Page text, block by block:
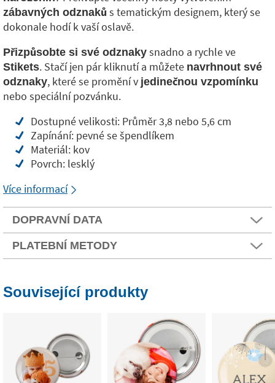
zábavných odznaků s tematickým designem, který se
dokonale hodí k vaší oslavě.
Přizpůsobte si své odznaky snadno a rychle ve
Stikets. Stačí jen pár kliknutí a můžete navrhnout své
odznaky, které se promění v jedinečnou vzpomínku
nebo speciální pozvánku.
Dostupné velikosti: Průměr 3,8 nebo 5,6 cm
Zapínání: pevné se špendlíkem
Materiál: kov
Povrch: lesklý
Více informací
DOPRAVNÍ DATA
PLATEBNÍ METODY
Související produkty